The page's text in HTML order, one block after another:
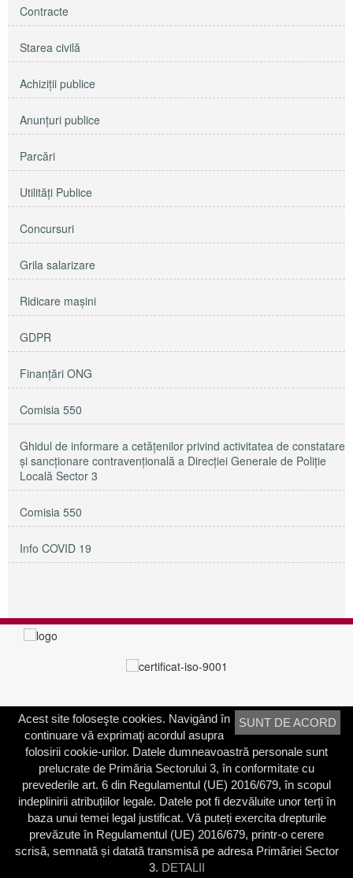
Contracte
Starea civilă
Achiziţii publice
Anunţuri publice
Parcări
Utilităţi Publice
Concursuri
Grila salarizare
Ridicare maşini
GDPR
Finanțări ONG
Comisia 550
Ghidul de informare a cetățenilor privind activitatea de constatare
și sancționare contravențională a Direcției Generale de Poliție
Locală Sector 3
Comisia 550
Info COVID 19
PRIMĂRIA SECTORULUI 3
Adresa:Calea Dudeşti nr. 191
Bucureşti, Sector 3, România
Contactați-ne
Telefon: 021.318.03.23
Fax: 021.318.03.04
© 2003 - 2026 | Primăria Sectorului 3
SUNT DE ACORD
Acest site foloseşte cookies. Navigând în
continuare vă exprimaţi acordul asupra
folosirii cookie-urilor. Datele dumneavoastră personale sunt
prelucrate de Primăria Sectorului 3, în conformitate cu
prevederile art. 6 din Regulamentul (UE) 2016/679, în scopul
indeplinirii atribuțiilor legale. Datele pot fi dezvăluite unor terți în
baza unui temei legal justificat. Vă puteți exercita drepturile
prevăzute în Regulamentul (UE) 2016/679, printr-o cerere
scrisă, semnată și datată transmisă pe adresa Primăriei Sector
3. DETALII